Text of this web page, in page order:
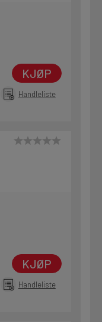
KJØP
Handleliste
KJØP
Handleliste